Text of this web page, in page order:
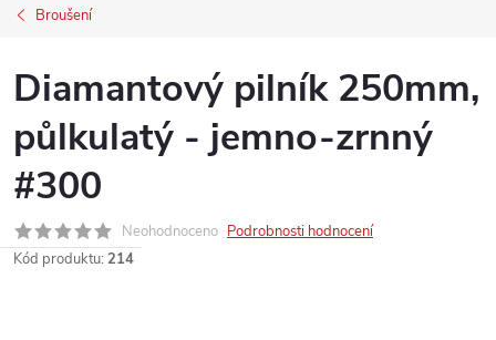
Broušení
Diamantový pilník 250mm,
půlkulatý - jemno-zrnný
#300
Neohodnoceno Podrobnosti hodnocení
Kód produktu: 214